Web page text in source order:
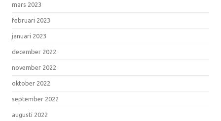
mars 2023
februari 2023
januari 2023
december 2022
november 2022
oktober 2022
september 2022
augusti 2022